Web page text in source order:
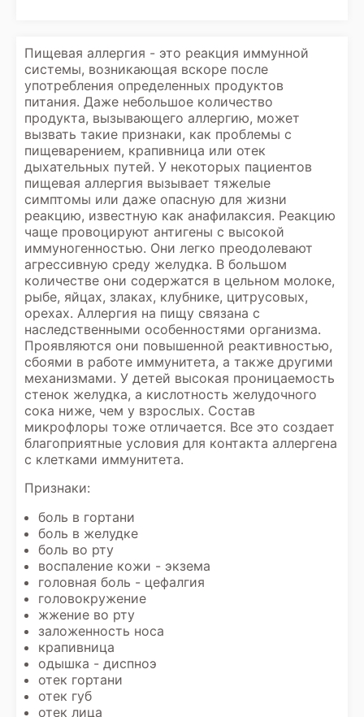
Пищевая аллергия - это реакция иммунной
системы, возникающая вскоре после
употребления определенных продуктов
питания. Даже небольшое количество
продукта, вызывающего аллергию, может
вызвать такие признаки, как проблемы с
пищеварением, крапивница или отек
дыхательных путей. У некоторых пациентов
пищевая аллергия вызывает тяжелые
симптомы или даже опасную для жизни
реакцию, известную как анафилаксия. Реакцию
чаще провоцируют антигены с высокой
иммуногенностью. Они легко преодолевают
агрессивную среду желудка. В большом
количестве они содержатся в цельном молоке,
рыбе, яйцах, злаках, клубнике, цитрусовых,
орехах. Аллергия на пищу связана с
наследственными особенностями организма.
Проявляются они повышенной реактивностью,
сбоями в работе иммунитета, а также другими
механизмами. У детей высокая проницаемость
стенок желудка, а кислотность желудочного
сока ниже, чем у взрослых. Состав
микрофлоры тоже отличается. Все это создает
благоприятные условия для контакта аллергена
с клетками иммунитета.
Признаки:
боль в гортани
боль в желудке
боль во рту
воспаление кожи - экзема
головная боль - цефалгия
головокружение
жжение во рту
заложенность носа
крапивница
одышка - диспноэ
отек гортани
отек губ
отек лица